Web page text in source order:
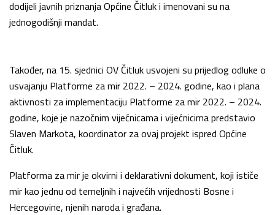
dodijeli javnih priznanja Općine Čitluk i imenovani su na
jednogodišnji mandat.
Također, na 15. sjednici OV Čitluk usvojeni su prijedlog odluke o
usvajanju Platforme za mir 2022. – 2024. godine, kao i plana
aktivnosti za implementaciju Platforme za mir 2022. – 2024.
godine, koje je nazočnim vijećnicama i vijećnicima predstavio
Slaven Markota, koordinator za ovaj projekt ispred Općine
Čitluk.
Platforma za mir je okvirni i deklarativni dokument, koji ističe
mir kao jednu od temeljnih i najvećih vrijednosti Bosne i
Hercegovine, njenih naroda i građana.